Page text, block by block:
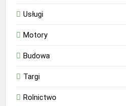
Usługi
Motory
Budowa
Targi
Rolnictwo